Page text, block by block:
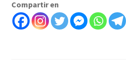
Compartir en